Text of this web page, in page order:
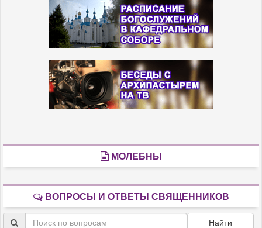
МОЛЕБНЫ
ВОПРОСЫ И ОТВЕТЫ СВЯЩЕННИКОВ
Найти